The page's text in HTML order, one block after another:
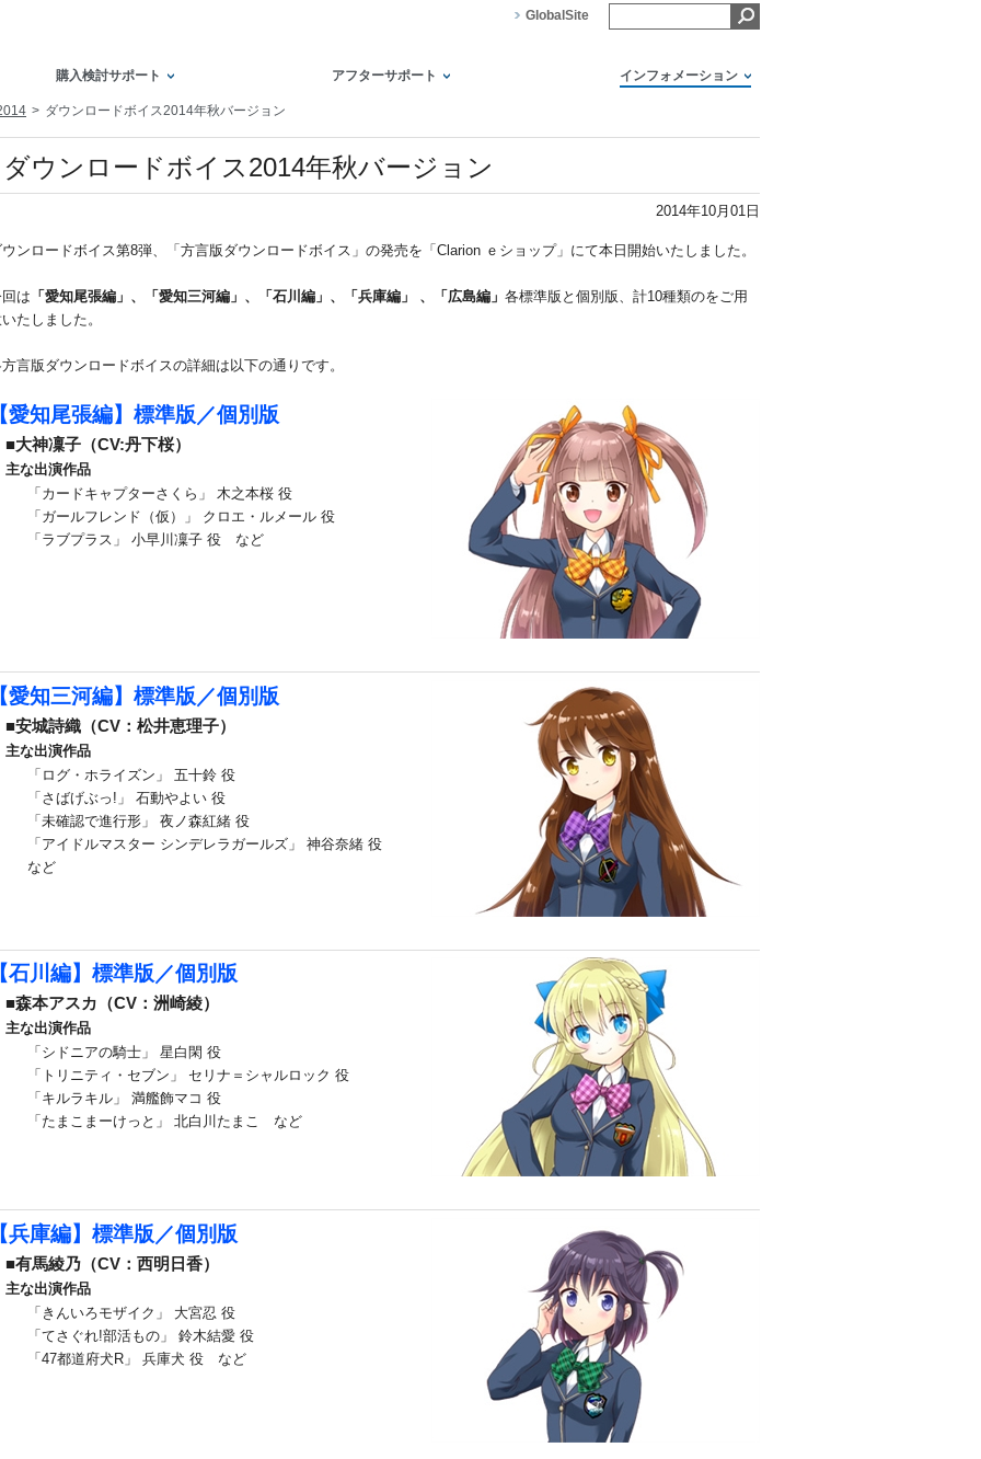
GlobalSite
購入検討サポート アフターサポート インフォメーション
ダウンロードボイス2014年秋バージョン
ダウンロードボイス2014年秋バージョン
2014年10月01日
ウンロードボイス第8弾、「方言版ダウンロードボイス」の発売を「Clarion ｅショップ」にて本日開始いたしました。
は 「愛知尾張編」、「愛知三河編」、「石川編」、「兵庫編」 、「広島編」 各標準版と個別版、計10種類のをご用
たしました。
言版ダウンロードボイスの詳細は以下の通りです。
【愛知尾張編】標準版／個別版
大神凜子（CV:丹下桜）
な出演作品
カードキャプターさくら」 木之本桜 役
ガールフレンド（仮）」 クロエ・ルメール 役
ラブプラス」 小早川凜子 役 など
【愛知三河編】標準版／個別版
安城詩織（CV：松井恵理子）
な出演作品
ログ・ホライズン」 五十鈴 役
さばげぶっ!」 石動やよい 役
未確認で進行形」 夜ノ森紅緒 役
アイドルマスター シンデレラガールズ」 神谷奈緒 役
ど
【石川編】標準版／個別版
森本アスカ（CV：洲崎綾）
な出演作品
シドニアの騎士」 星白閑 役
トリニティ・セブン」 セリナ＝シャルロック 役
キルラキル」 満艦飾マコ 役
たまこまーけっと」 北白川たまこ など
【兵庫編】標準版／個別版
有馬綾乃（CV：西明日香）
な出演作品
きんいろモザイク」 大宮忍 役
てさぐれ!部活もの」 鈴木結愛 役
47都道府犬R」 兵庫犬 役 など